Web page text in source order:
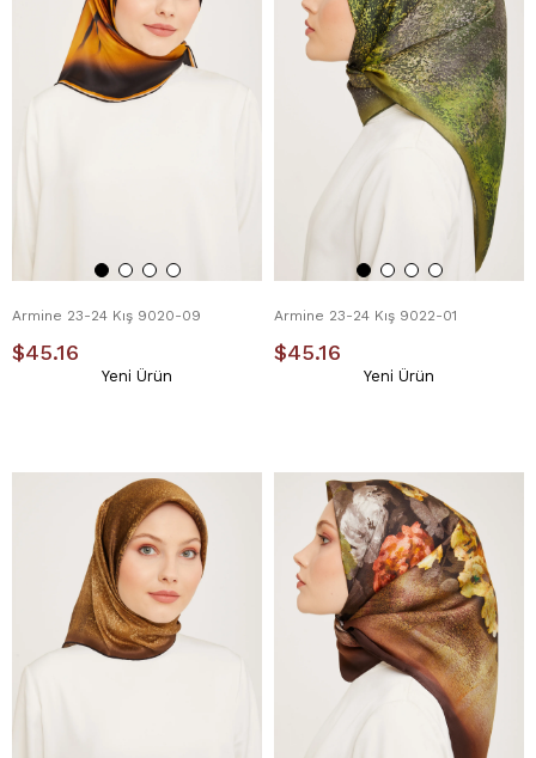
Armine 23-24 Kış 9020-09
$45.16
Yeni Ürün
Armine 23-24 Kış 9022-01
$45.16
Yeni Ürün